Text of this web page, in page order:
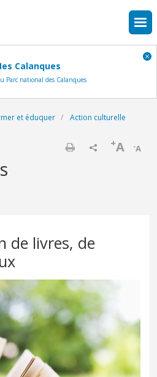
Calanques
Parc national des Calanques
et éduquer
Action culturelle
-A
+A
de livres, de